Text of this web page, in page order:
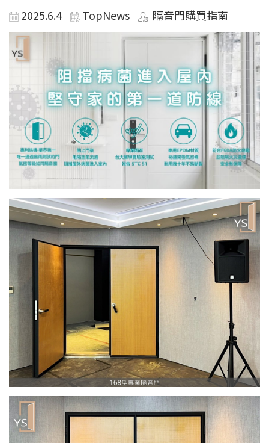
2025.6.4 TopNews 隔音門購買指南